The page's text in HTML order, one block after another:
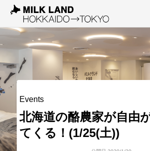
Events
北海道の酪農家が自由
てくる！(1/25(土))